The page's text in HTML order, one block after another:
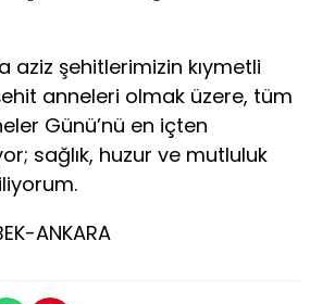
aziz şehitlerimizin kıymetli
anneleri olmak üzere, tüm
Günü’nü en içten
sağlık, huzur ve mutluluk
ANKARA